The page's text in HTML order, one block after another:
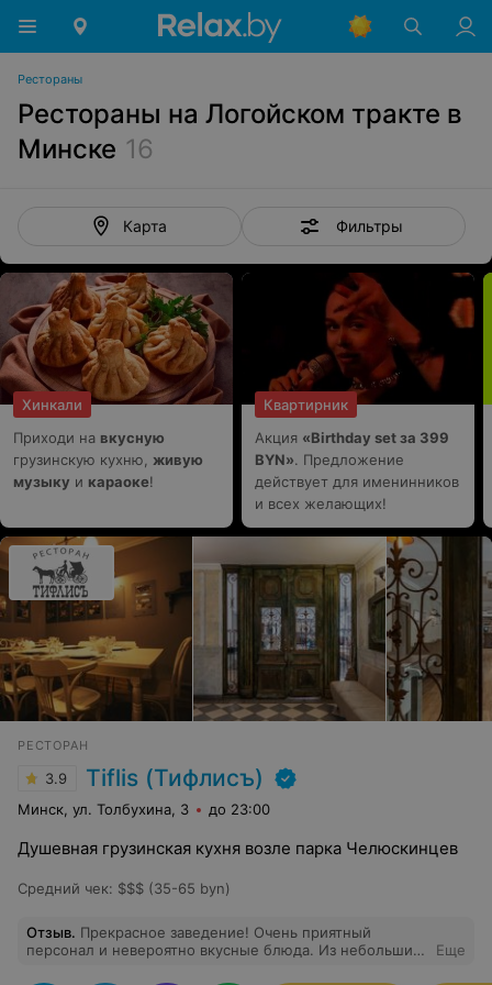
Рестораны
Рестораны на Логойском тракте в
Минске 16
Карта Фильтры
Хинкали
Приходи на вкусную
грузинскую кухню, живую
музыку и караоке!
Квартирник
Акция «Birthday set за 399
BYN». Предложение
действует для именинников
и всех желающих!
РЕСТОРАН
3.9 Tiflis (Тифлисъ)
Минск, ул. Толбухина, 3 до 23:00
Душевная грузинская кухня возле парка Челюскинцев
Средний чек: $$$ (35-65 byn)
Отзыв. Прекрасное заведение! Очень приятный
персонал и невероятно вкусные блюда. Из небольших
Еще